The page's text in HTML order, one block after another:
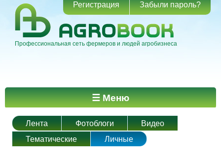
Регистрация Забыли пароль?
Профессиональная сеть фермеров и людей агробизнеса
Главное меню ☰ Меню
Лента Фотоблоги
Видео
Тематические
Личные